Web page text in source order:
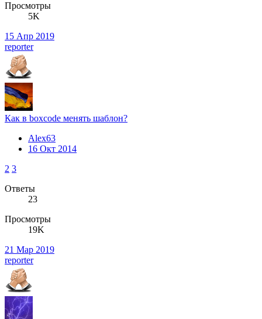
Просмотры
5K
15 Апр 2019
reporter
Как в boxcode менять шаблон?
Alex63
16 Окт 2014
2 3
Ответы
23
Просмотры
19K
21 Мар 2019
reporter